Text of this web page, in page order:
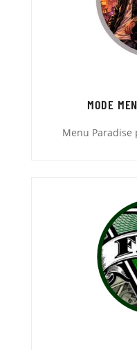
MODE
Menu Paradise